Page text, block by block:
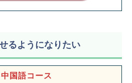
るようになりたい
国語コース